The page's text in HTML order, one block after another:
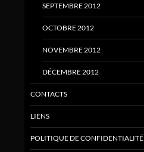
SEPTEMBRE 2012
OCTOBRE 2012
NOVEMBRE 2012
DÉCEMBRE 2012
CONTACTS
LIENS
POLITIQUE DE CONFIDENTIALITÉ